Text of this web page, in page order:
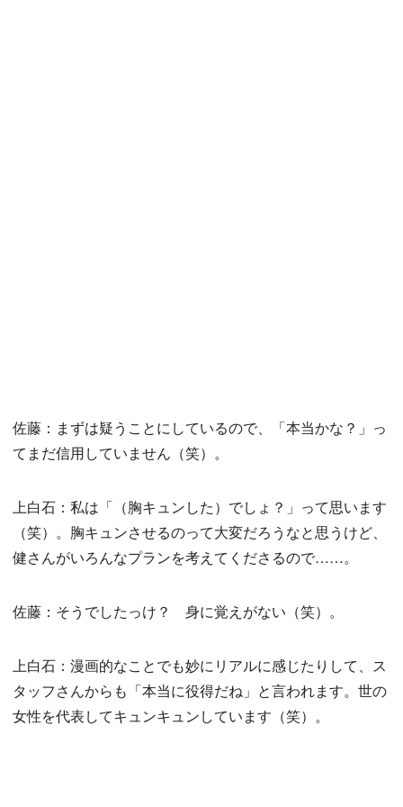
佐藤：まずは疑うことにしているので、「本当かな？」っ
てまだ信用していません（笑）。
上白石：私は「（胸キュンした）でしょ？」って思います
（笑）。胸キュンさせるのって大変だろうなと思うけど、
健さんがいろんなプランを考えてくださるので……。
佐藤：そうでしたっけ？ 身に覚えがない（笑）。
上白石：漫画的なことでも妙にリアルに感じたりして、ス
タッフさんからも「本当に役得だね」と言われます。世の
女性を代表してキュンキュンしています（笑）。